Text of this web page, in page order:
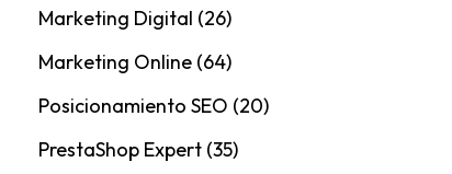
Marketing Digital (26)
Marketing Online (64)
Posicionamiento SEO (20)
PrestaShop Expert (35)